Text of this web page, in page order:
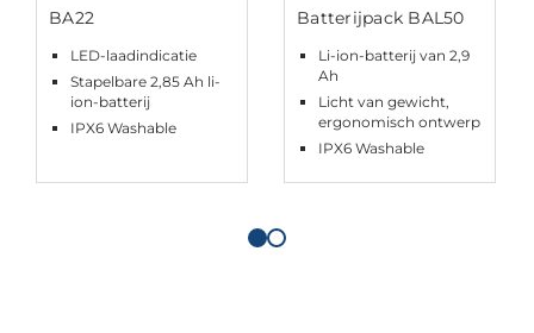
BA22
LED-laadindicatie
Stapelbare 2,85 Ah li-
ion-batterij
IPX6 Washable
Batterijpack BAL50
Li-ion-batterij van 2,9
Ah
Licht van gewicht,
ergonomisch ontwerp
IPX6 Washable